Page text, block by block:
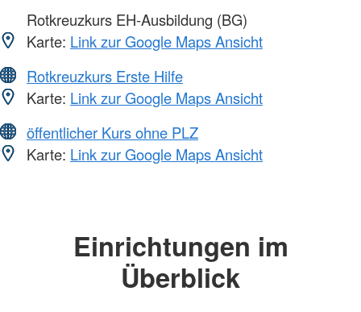
Rotkreuzkurs EH-Ausbildung (BG)
Karte: Link zur Google Maps Ansicht
Rotkreuzkurs Erste Hilfe
Karte: Link zur Google Maps Ansicht
öffentlicher Kurs ohne PLZ
Karte: Link zur Google Maps Ansicht
Einrichtungen im
Überblick